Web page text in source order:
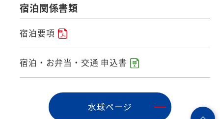
宿泊関係書類
宿泊要項
宿泊・お弁当・交通 申込書
水球ページ